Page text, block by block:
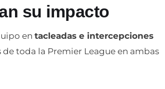
su impacto
en tacleadas e intercepciones
toda la Premier League en ambas